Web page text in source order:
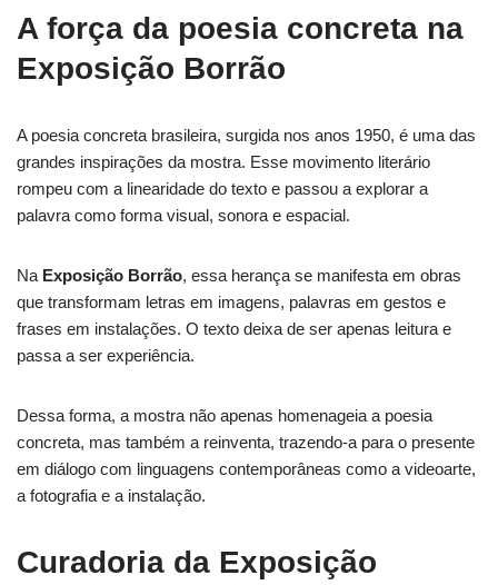
A força da poesia concreta na
Exposição Borrão
A poesia concreta brasileira, surgida nos anos 1950, é uma das
grandes inspirações da mostra. Esse movimento literário
rompeu com a linearidade do texto e passou a explorar a
palavra como forma visual, sonora e espacial.
Na Exposição Borrão, essa herança se manifesta em obras
que transformam letras em imagens, palavras em gestos e
frases em instalações. O texto deixa de ser apenas leitura e
passa a ser experiência.
Dessa forma, a mostra não apenas homenageia a poesia
concreta, mas também a reinventa, trazendo-a para o presente
em diálogo com linguagens contemporâneas como a videoarte,
a fotografia e a instalação.
Curadoria da Exposição